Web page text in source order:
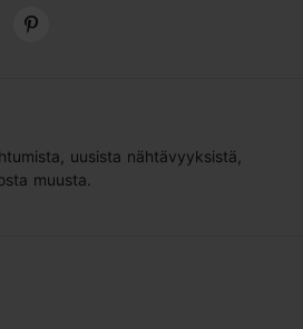
uusista nähtävyyksistä,
muusta.